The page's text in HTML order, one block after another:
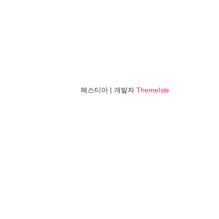
헤스티아 | 개발자 ThemeIsle